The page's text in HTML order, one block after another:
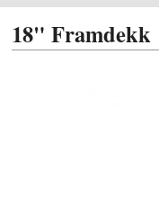
18" Framdekk